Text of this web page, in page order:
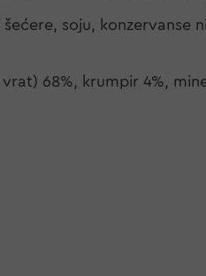
soju, konzervanse
68%, krumpir 4%,